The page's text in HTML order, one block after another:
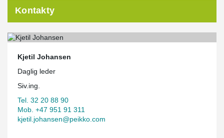
Kontakty
Kjetil Johansen
Daglig leder
Siv.ing.
Tel. 32 20 88 90
Mob. +47 951 91 311
kjetil.johansen@peikko.com